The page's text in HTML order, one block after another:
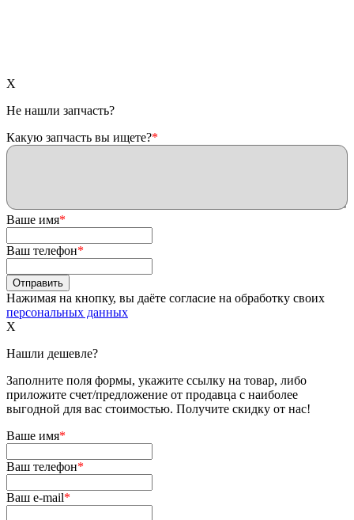
X
Не нашли запчасть?
Какую запчасть вы ищете?*
Ваше имя*
Ваш телефон*
Нажимая на кнопку, вы даёте согласие на обработку своих
персональных данных
X
Нашли дешевле?
Заполните поля формы, укажите ссылку на товар, либо
приложите счет/предложение от продавца с наиболее
выгодной для вас стоимостью. Получите скидку от нас!
Ваше имя*
Ваш телефон*
Ваш e-mail*